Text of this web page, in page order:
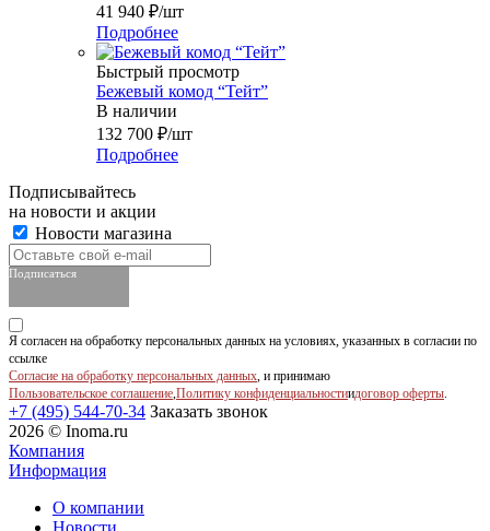
41 940 ₽/шт
Подробнее
Быстрый просмотр
Бежевый комод “Тейт”
В наличии
132 700 ₽/шт
Подробнее
Подписывайтесь
на новости и акции
Новости магазина
Подписаться
Я согласен на обработку персональных данных на условиях, указанных в согласии по
ссылке
Согласие на обработку персональных данных , и принимаю
Пользовательское соглашение Политику конфиденциальностиидоговор оферты
+7 (495) 544-70-34 Заказать звонок
2026 © Inoma.ru
Компания
Информация
О компании
Новости